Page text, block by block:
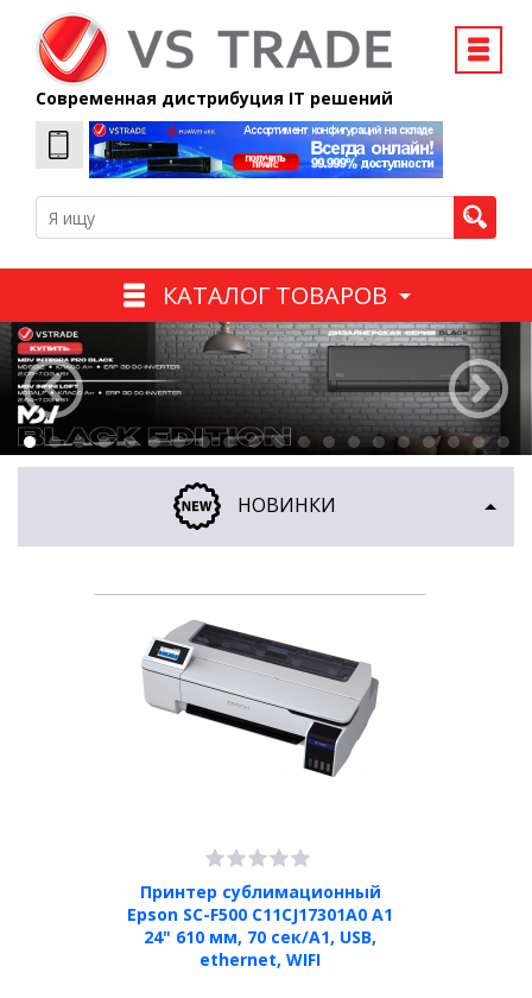
Современная дистрибуция IT решений
КАТАЛОГ ТОВАРОВ
НОВИНКИ
Принтер сублимационный
Epson SC-F500 C11CJ17301A0 A1
24" 610 мм, 70 сек/А1, USB,
ethernet, WIFI